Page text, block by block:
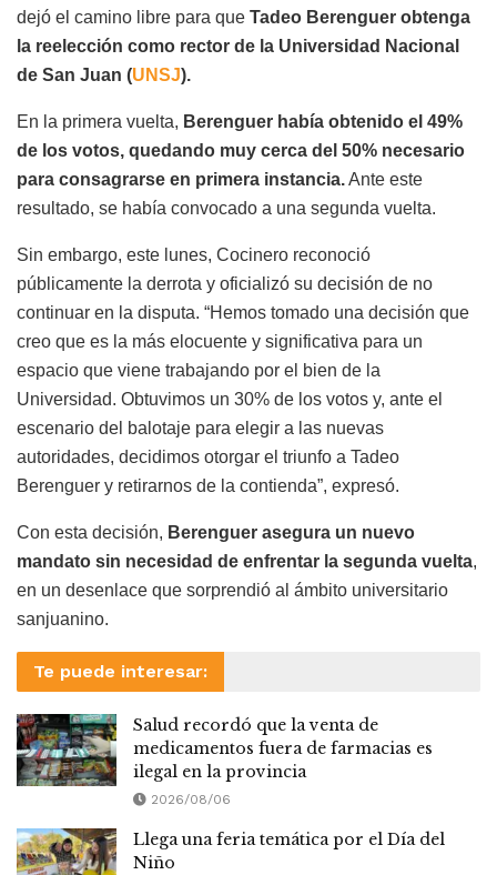
dejó el camino libre para que Tadeo Berenguer obtenga
la reelección como rector de la Universidad Nacional
de San Juan (UNSJ).
En la primera vuelta, Berenguer había obtenido el 49%
de los votos, quedando muy cerca del 50% necesario
para consagrarse en primera instancia.Ante este
resultado, se había convocado a una segunda vuelta.
Sin embargo, este lunes, Cocinero reconoció
públicamente la derrota y oficializó su decisión de no
continuar en la disputa. “Hemos tomado una decisión que
creo que es la más elocuente y significativa para un
espacio que viene trabajando por el bien de la
Universidad. Obtuvimos un 30% de los votos y, ante el
escenario del balotaje para elegir a las nuevas
autoridades, decidimos otorgar el triunfo a Tadeo
Berenguer y retirarnos de la contienda”, expresó.
Con esta decisión, Berenguer asegura un nuevo
mandato sin necesidad de enfrentar la segunda vuelta,
en un desenlace que sorprendió al ámbito universitario
sanjuanino.
Te puede interesar:
Salud recordó que la venta de
medicamentos fuera de farmacias es
ilegal en la provincia
2026/08/06
Llega una feria temática por el Día del
Niño